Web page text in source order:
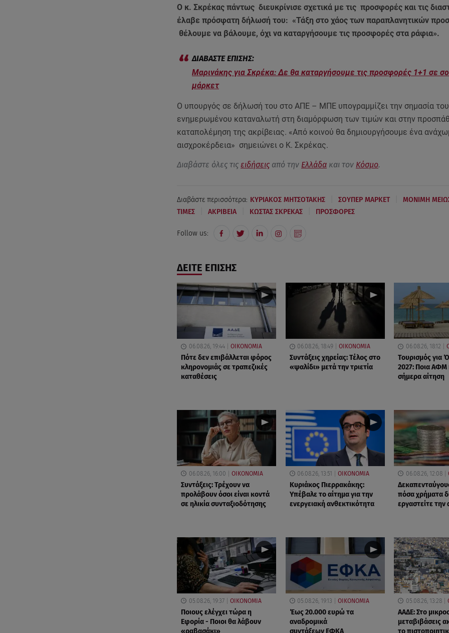
Ο κ. Σκρέκας πάντως διευκρίνισε σχετικά με τις προσφορές και τις
έλαβε πρόσφατη δήλωσή του: «Τάξη στο χάος των παραπλανητικών
θέλουμε να βάλουμε, όχι να καταργήσουμε τις προσφορές στα ράφια».
Μαρινάκης για Σκρέκα: Δε θα καταργήσουμε τις προσφορές 1+1 σε
μάρκετ
Ο υπουργός σε δήλωσή του στο ΑΠΕ – ΜΠΕ υπογραμμίζει την σημασία του
ενημερωμένου καταναλωτή στη διαμόρφωση των τιμών και στην
καταπολέμηση της ακρίβειας. «Από κοινού θα δημιουργήσουμε ένα
αισχροκέρδεια» σημειώνει ο Κ. Σκρέκας.
Διαβάστε όλες τις ειδήσειςαπό την Ελλάδακαι τον Κόσμο.
Διαβάστε περισσότερα: ΚΥΡΙΑΚΟΣ ΜΗΤΣΟΤΑΚΗΣ ΣΟΥΠΕΡ ΜΑΡΚΕΤ ΜΟΝΙΜΗ
ΤΙΜΕΣ ΑΚΡΙΒΕΙΑ ΚΩΣΤΑΣ ΣΚΡΕΚΑΣ ΠΡΟΣΦΟΡΕΣ
Follow us:
ΔΕΙΤΕ ΕΠΙΣΗΣ
06.08.26, 19:44 ΟΙΚΟΝΟΜΙΑ
Πότε δεν επιβάλλεται φόρος
κληρονομιάς σε τραπεζικές
καταθέσεις
06.08.26, 18:49 ΟΙΚΟΝΟΜΙΑ
Συντάξεις χηρείας: Τέλος στο
«ψαλίδι» μετά την τριετία
06.08.26, 18:12
Τουρισμός για
2027: Ποια ΑΦΜ
σήμερα αίτηση
06.08.26, 16:00 ΟΙΚΟΝΟΜΙΑ
Συντάξεις: Τρέχουν να
προλάβουν όσοι είναι κοντά
σε ηλικία συνταξιοδότησης
06.08.26, 13:51 ΟΙΚΟΝΟΜΙΑ
Κυριάκος Πιερρακάκης:
Υπέβαλε το αίτημα για την
ενεργειακή ανθεκτικότητα
06.08.26, 12:08
πόσα χρήματα
εργαστείτε την
05.08.26, 19:37 ΟΙΚΟΝΟΜΙΑ
Ποιους ελέγχει τώρα η
Εφορία - Ποιοι θα λάβουν
«ραβασάκι»
05.08.26, 19:13 ΟΙΚΟΝΟΜΙΑ
Έως 20.000 ευρώ τα
αναδρομικά
συντάξεων ΕΦΚΑ
05.08.26, 13:28
ΑΑΔΕ: Στο
μεταβιβάσεις
το